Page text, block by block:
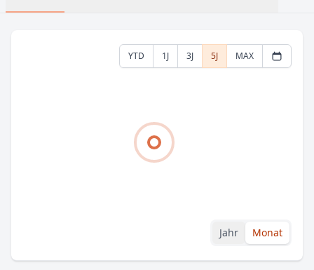
YTD 1J 3J 5J MAX
Jahr Monat